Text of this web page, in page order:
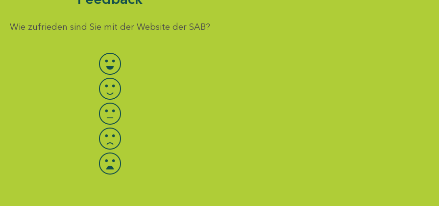
Wie zufrieden sind Sie mit der Website der SAB?
Bewertung auswählen